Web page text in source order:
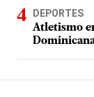
DEPORTES
Atletismo